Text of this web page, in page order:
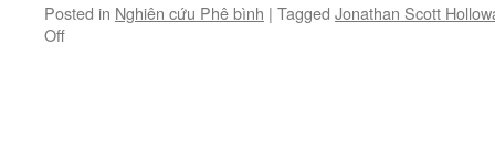
Posted in Nghiên cứu Phê bình | Tagged Jonathan Scott
Offon